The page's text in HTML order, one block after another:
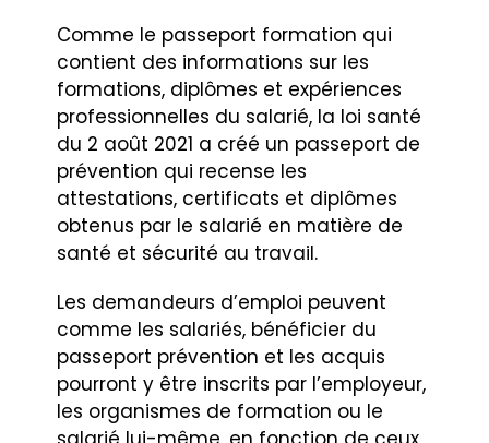
Comme le passeport formation qui
contient des informations sur les
formations, diplômes et expériences
professionnelles du salarié, la loi santé
du 2 août 2021 a créé un passeport de
prévention qui recense les
attestations, certificats et diplômes
obtenus par le salarié en matière de
santé et sécurité au travail.
Les demandeurs d’emploi peuvent
comme les salariés, bénéficier du
passeport prévention et les acquis
pourront y être inscrits par l’employeur,
les organismes de formation ou le